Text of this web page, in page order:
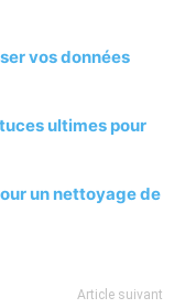
vos données
ultimes pour
un nettoyage de
Article suivant